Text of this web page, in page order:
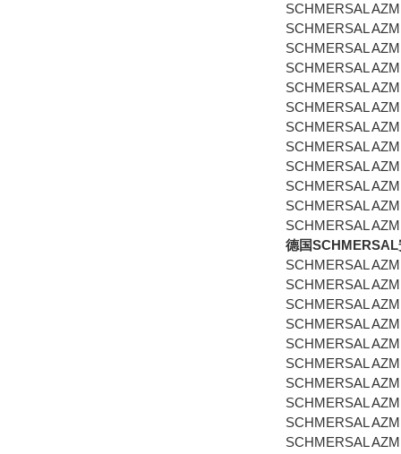
SCHMERSAL
SCHMERSAL
SCHMERSAL
SCHMERSAL
SCHMERSAL
SCHMERSAL
SCHMERSAL
SCHMERSAL
SCHMERSAL
SCHMERSAL
SCHMERSAL
SCHMERSAL
德国
SCHMERSAL
SCHMERSAL
SCHMERSAL
SCHMERSAL
SCHMERSAL
SCHMERSAL
SCHMERSAL
SCHMERSAL
SCHMERSAL
SCHMERSAL